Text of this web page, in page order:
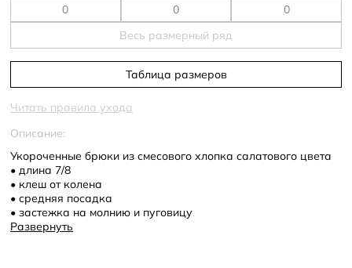
Весь размерный ряд
Таблица размеров
Читать правила ухода
Описание:
Укороченные брюки из смесового хлопка салатового цвета
• длина 7/8
• клеш от колена
• средняя посадка
• застежка на молнию и пуговицу
• спереди рабочие карманы
Развернуть